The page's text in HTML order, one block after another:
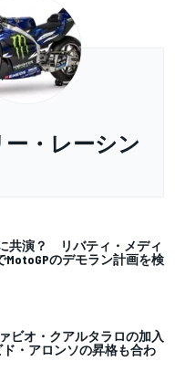
・レーシン
共演？ リバティ・メディ
MotoGPのデモラン計画を検
ビオ・クアルタラロの加入
・アロンソの昇格も合わ